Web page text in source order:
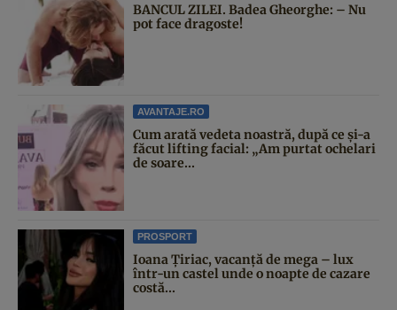
BANCUL ZILEI. Badea Gheorghe: – Nu
pot face dragoste!
AVANTAJE.RO
Cum arată vedeta noastră, după ce și-a
făcut lifting facial: „Am purtat ochelari
de soare...
PROSPORT
Ioana Țiriac, vacanță de mega – lux
într-un castel unde o noapte de cazare
costă...